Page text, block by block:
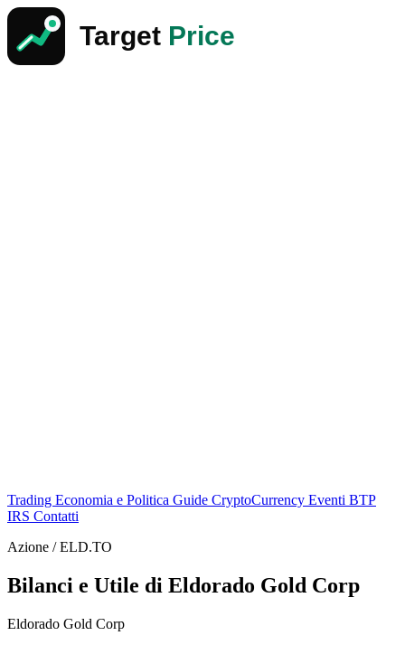
Trading Economia e Politica Guide CryptoCurrency Eventi BTP
IRS Contatti
Azione / ELD.TO
Bilanci e Utile di Eldorado Gold Corp
Eldorado Gold Corp